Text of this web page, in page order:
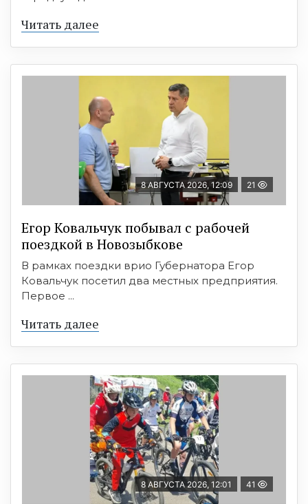
Читать далее
8 АВГУСТА 2026, 12:09 21
Егор Ковальчук побывал с рабочей
поездкой в Новозыбкове
В рамках поездки врио Губернатора Егор
Ковальчук посетил два местных предприятия.
Первое ...
Читать далее
8 АВГУСТА 2026, 12:01 41